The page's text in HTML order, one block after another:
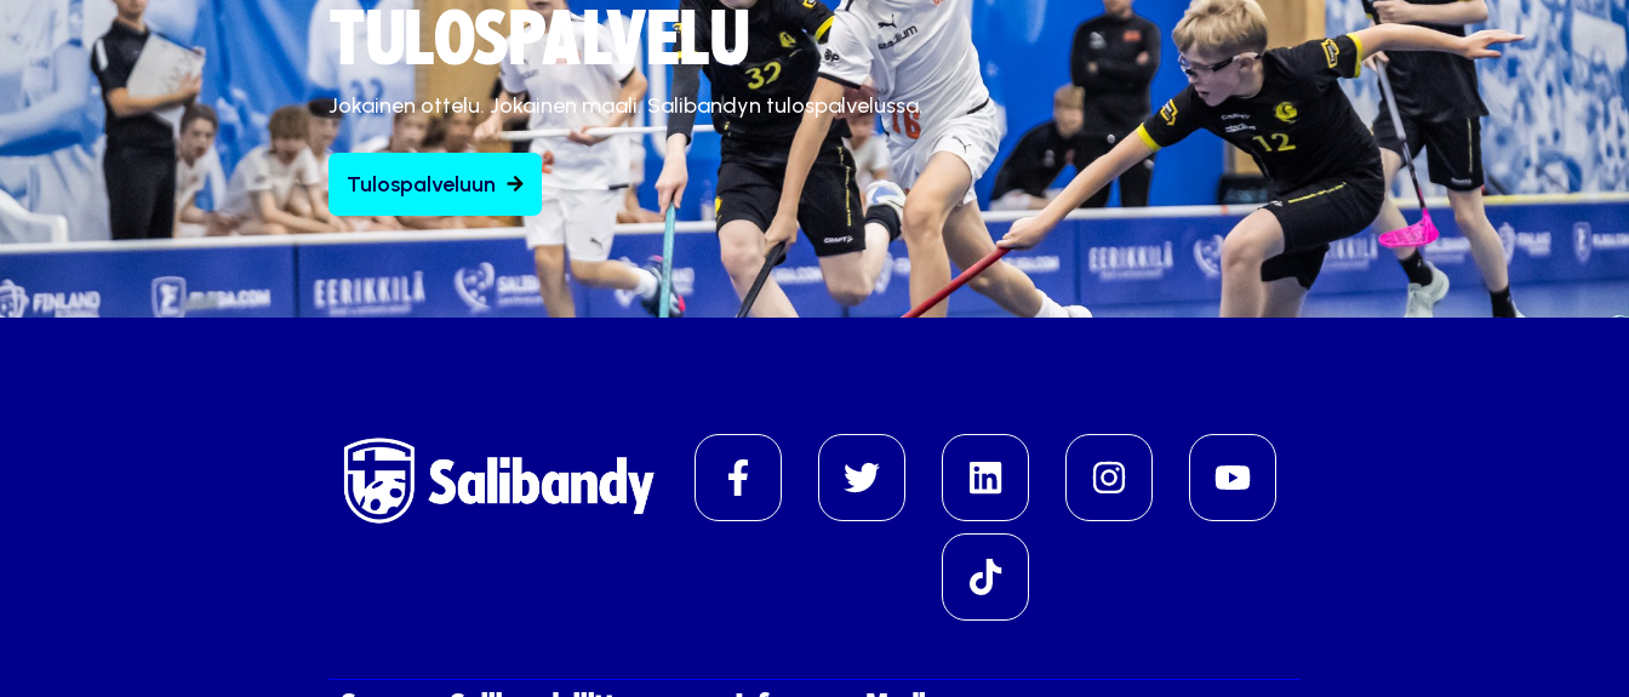
TULOSPALVELU
Jokainen ottelu. Jokainen maali. Salibandyn tulospalvelussa.
Tulospalveluun